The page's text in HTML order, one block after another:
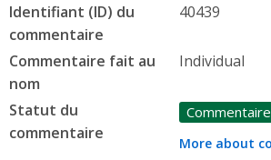
Identifiant (ID) du
commentaire
40439
Commentaire fait au
nom
Individual
Statut du
commentaire
More about